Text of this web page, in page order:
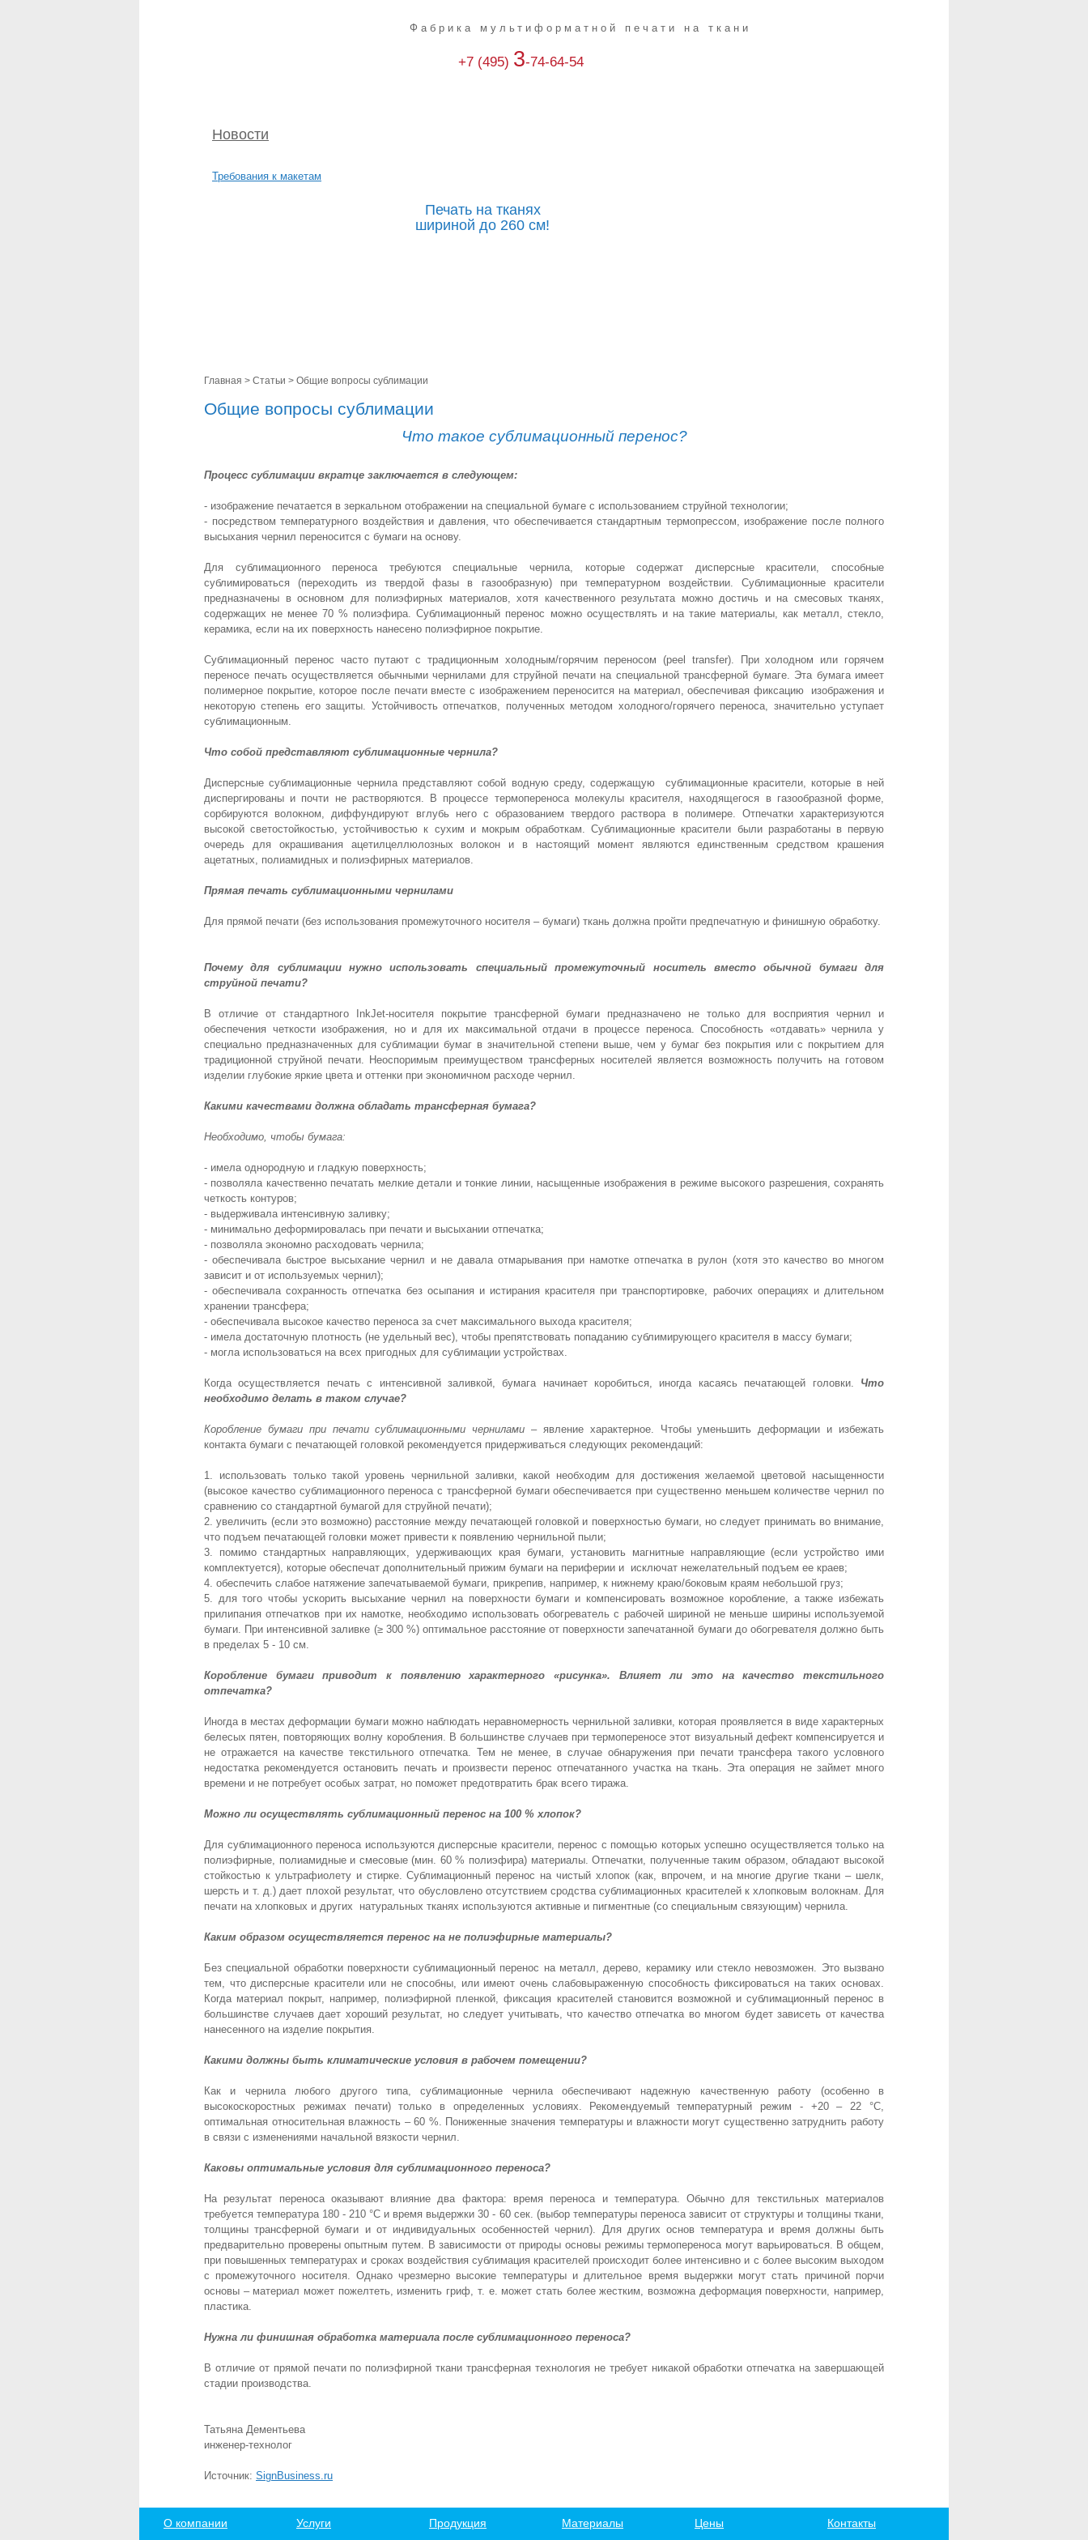
Новости
Требования к макетам
Фабрика мультиформатной печати на ткани
+7 (495) 3-74-64-54
Печать на тканях
шириной до 260 см!
Главная > Статьи > Общие вопросы сублимации
Общие вопросы сублимации
Что такое сублимационный перенос?
Процесс сублимации вкратце заключается в следующем:
- изображение печатается в зеркальном отображении на специальной бумаге c использованием струйной технологии;
- посредством температурного воздействия и давления, что обеспечивается стандартным термопрессом, изображение после полного
высыхания чернил переносится с бумаги на основу.
Для сублимационного переноса требуются специальные чернила, которые содержат дисперсные красители, способные
сублимироваться (переходить из твердой фазы в газообразную) при температурном воздействии. Сублимационные красители
предназначены в основном для полиэфирных материалов, хотя качественного результата можно достичь и на смесовых тканях,
содержащих не менее 70 % полиэфира. Сублимационный перенос можно осуществлять и на такие материалы, как металл, стекло,
керамика, если на их поверхность нанесено полиэфирное покрытие.
Сублимационный перенос часто путают с традиционным холодным/горячим переносом (peel transfer). При холодном или горячем
переносе печать осуществляется обычными чернилами для струйной печати на специальной трансферной бумаге. Эта бумага имеет
полимерное покрытие, которое после печати вместе с изображением переносится на материал, обеспечивая фиксацию изображения и
некоторую степень его защиты. Устойчивость отпечатков, полученных методом холодного/горячего переноса, значительно уступает
сублимационным.
Что собой представляют сублимационные чернила?
Дисперсные сублимационные чернила представляют собой водную среду, содержащую сублимационные красители, которые в ней
диспергированы и почти не растворяются. В процессе термопереноса молекулы красителя, находящегося в газообразной форме,
сорбируются волокном, диффундируют вглубь него с образованием твердого раствора в полимере. Отпечатки характеризуются
высокой светостойкостью, устойчивостью к сухим и мокрым обработкам. Сублимационные красители были разработаны в первую
очередь для окрашивания ацетилцеллюлозных волокон и в настоящий момент являются единственным средством крашения
ацетатных, полиамидных и полиэфирных материалов.
Прямая печать сублимационными чернилами
Для прямой печати (без использования промежуточного носителя – бумаги) ткань должна пройти предпечатную и финишную обработку.
Почему для сублимации нужно использовать специальный промежуточный носитель вместо обычной бумаги для
струйной печати?
В отличие от стандартного InkJet-носителя покрытие трансферной бумаги предназначено не только для восприятия чернил и
обеспечения четкости изображения, но и для их максимальной отдачи в процессе переноса. Способность «отдавать» чернила у
специально предназначенных для сублимации бумаг в значительной степени выше, чем у бумаг без покрытия или с покрытием для
традиционной струйной печати. Неоспоримым преимуществом трансферных носителей является возможность получить на готовом
изделии глубокие яркие цвета и оттенки при экономичном расходе чернил.
Какими качествами должна обладать трансферная бумага?
Необходимо, чтобы бумага:
- имела однородную и гладкую поверхность;
- позволяла качественно печатать мелкие детали и тонкие линии, насыщенные изображения в режиме высокого разрешения, сохранять
четкость контуров;
- выдерживала интенсивную заливку;
- минимально деформировалась при печати и высыхании отпечатка;
- позволяла экономно расходовать чернила;
- обеспечивала быстрое высыхание чернил и не давала отмарывания при намотке отпечатка в рулон (хотя это качество во многом
зависит и от используемых чернил);
- обеспечивала сохранность отпечатка без осыпания и истирания красителя при транспортировке, рабочих операциях и длительном
хранении трансфера;
- обеспечивала высокое качество переноса за счет максимального выхода красителя;
- имела достаточную плотность (не удельный вес), чтобы препятствовать попаданию сублимирующего красителя в массу бумаги;
- могла использоваться на всех пригодных для сублимации устройствах.
Когда осуществляется печать с интенсивной заливкой, бумага начинает коробиться, иногда касаясь печатающей головки. Что
необходимо делать в таком случае?
Коробление бумаги при печати сублимационными чернилами – явление характерное. Чтобы уменьшить деформации и избежать
контакта бумаги с печатающей головкой рекомендуется придерживаться следующих рекомендаций:
1. использовать только такой уровень чернильной заливки, какой необходим для достижения желаемой цветовой насыщенности
(высокое качество сублимационного переноса с трансферной бумаги обеспечивается при существенно меньшем количестве чернил по
сравнению со стандартной бумагой для струйной печати);
2. увеличить (если это возможно) расстояние между печатающей головкой и поверхностью бумаги, но следует принимать во внимание,
что подъем печатающей головки может привести к появлению чернильной пыли;
3. помимо стандартных направляющих, удерживающих края бумаги, установить магнитные направляющие (если устройство ими
комплектуется), которые обеспечат дополнительный прижим бумаги на периферии и исключат нежелательный подъем ее краев;
4. обеспечить слабое натяжение запечатываемой бумаги, прикрепив, например, к нижнему краю/боковым краям небольшой груз;
5. для того чтобы ускорить высыхание чернил на поверхности бумаги и компенсировать возможное коробление, а также избежать
прилипания отпечатков при их намотке, необходимо использовать обогреватель с рабочей шириной не меньше ширины используемой
бумаги. При интенсивной заливке (≥ 300 %) оптимальное расстояние от поверхности запечатанной бумаги до обогревателя должно быть
в пределах 5 - 10 см.
Коробление бумаги приводит к появлению характерного «рисунка». Влияет ли это на качество текстильного
отпечатка?
Иногда в местах деформации бумаги можно наблюдать неравномерность чернильной заливки, которая проявляется в виде характерных
белесых пятен, повторяющих волну коробления. В большинстве случаев при термопереносе этот визуальный дефект компенсируется и
не отражается на качестве текстильного отпечатка. Тем не менее, в случае обнаружения при печати трансфера такого условного
недостатка рекомендуется остановить печать и произвести перенос отпечатанного участка на ткань. Эта операция не займет много
времени и не потребует особых затрат, но поможет предотвратить брак всего тиража.
Можно ли осуществлять сублимационный перенос на 100 % хлопок?
Для сублимационного переноса используются дисперсные красители, перенос с помощью которых успешно осуществляется только на
полиэфирные, полиамидные и смесовые (мин. 60 % полиэфира) материалы. Отпечатки, полученные таким образом, обладают высокой
стойкостью к ультрафиолету и стирке. Сублимационный перенос на чистый хлопок (как, впрочем, и на многие другие ткани – шелк,
шерсть и т. д.) дает плохой результат, что обусловлено отсутствием сродства сублимационных красителей к хлопковым волокнам. Для
печати на хлопковых и других натуральных тканях используются активные и пигментные (со специальным связующим) чернила.
Каким образом осуществляется перенос на не полиэфирные материалы?
Без специальной обработки поверхности сублимационный перенос на металл, дерево, керамику или стекло невозможен. Это вызвано
тем, что дисперсные красители или не способны, или имеют очень слабовыраженную способность фиксироваться на таких основах.
Когда материал покрыт, например, полиэфирной пленкой, фиксация красителей становится возможной и сублимационный перенос в
большинстве случаев дает хороший результат, но следует учитывать, что качество отпечатка во многом будет зависеть от качества
нанесенного на изделие покрытия.
Какими должны быть климатические условия в рабочем помещении?
Как и чернила любого другого типа, сублимационные чернила обеспечивают надежную качественную работу (особенно в
высокоскоростных режимах печати) только в определенных условиях. Рекомендуемый температурный режим - +20 – 22 °С,
оптимальная относительная влажность – 60 %. Пониженные значения температуры и влажности могут существенно затруднить работу
в связи с изменениями начальной вязкости чернил.
Каковы оптимальные условия для сублимационного переноса?
На результат переноса оказывают влияние два фактора: время переноса и температура. Обычно для текстильных материалов
требуется температура 180 - 210 °С и время выдержки 30 - 60 сек. (выбор температуры переноса зависит от структуры и толщины ткани,
толщины трансферной бумаги и от индивидуальных особенностей чернил). Для других основ температура и время должны быть
предварительно проверены опытным путем. В зависимости от природы основы режимы термопереноса могут варьироваться. В общем,
при повышенных температурах и сроках воздействия сублимация красителей происходит более интенсивно и с более высоким выходом
с промежуточного носителя. Однако чрезмерно высокие температуры и длительное время выдержки могут стать причиной порчи
основы – материал может пожелтеть, изменить гриф, т. е. может стать более жестким, возможна деформация поверхности, например,
пластика.
Нужна ли финишная обработка материала после сублимационного переноса?
В отличие от прямой печати по полиэфирной ткани трансферная технология не требует никакой обработки отпечатка на завершающей
стадии производства.
Татьяна Дементьева
инженер-технолог
Источник: SignBusiness.ru
О компании Услуги Продукция Материалы Цены Контакты